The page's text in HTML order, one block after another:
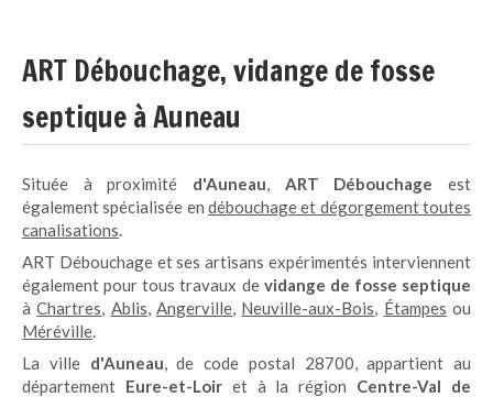
ART Débouchage, vidange de fosse
septique à Auneau
Située à proximité d'Auneau, ART Débouchage est
également spécialisée en débouchage et dégorgement toutes
canalisations.
ART Débouchage et ses artisans expérimentés interviennent
également pour tous travaux de vidange de fosse septique
àChartres, Ablis,Angerville, Neuville-aux-Bois, Étampes ou
Méréville.
La villed'Auneau, de code postal 28700, appartient au
département Eure-et-Loiret à la région Centre-Val de